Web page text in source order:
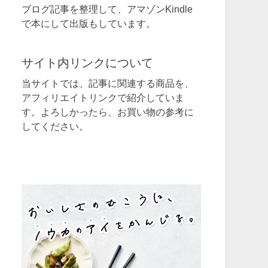
ブログ記事を整理して、アマゾンKindle
で本にして出版もしています。
サイト内リンクについて
当サイトでは、記事に関連する商品を、
アフィリエイトリンクで紹介していま
す。よろしかったら、お買い物の参考に
してください。